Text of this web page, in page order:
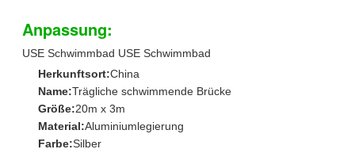
Anpassung:
USE Schwimmbad USE Schwimmbad
Herkunftsort:China
Name:Trägliche schwimmende Brücke
Größe:20m x 3m
Material:Aluminiumlegierung
Farbe:Silber